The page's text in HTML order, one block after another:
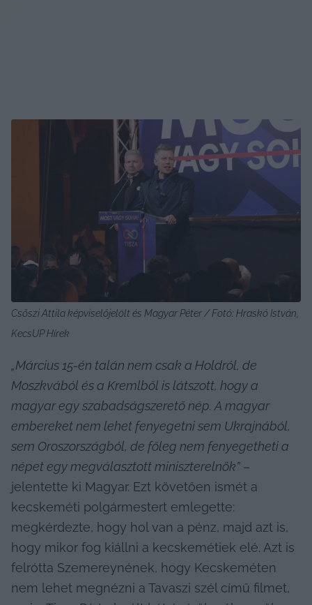
Csőszi Attila képviselőjelölt és Magyar Péter / Fotó: Hraskó István,
KecsUP Hírek
„Március 15-én talán nem csak a Holdról, de
Moszkvából és a Kremlből is látszott, hogy a
magyar egy szabadságszerető nép. A magyar
embereket nem lehet fenyegetni sem Ukrajnából,
sem Oroszországból, de főleg nem fenyegetheti a
népet egy megválasztott miniszterelnök” –
jelentette ki Magyar. Ezt követően ismét a
kecskeméti polgármestert emlegette:
megkérdezte, hogy hol van a pénz, majd azt is,
hogy mikor fog kiállni a kecskemétiek elé. Azt is
felrótta Szemereynének, hogy Kecskeméten
nem lehet megnézni a Tavaszi szél című filmet,